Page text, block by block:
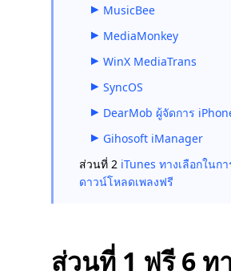
MusicBee
MediaMonkey
WinX MediaTrans
SyncOS
DearMob ผู้จัดการ
Gihosoft iManager
ส่วนที่ 2 iTunes ทางเลือกในกา
ดาวน์โหลดเพลงฟรี
ส่วนที่ 1 ฟรี 6 ท